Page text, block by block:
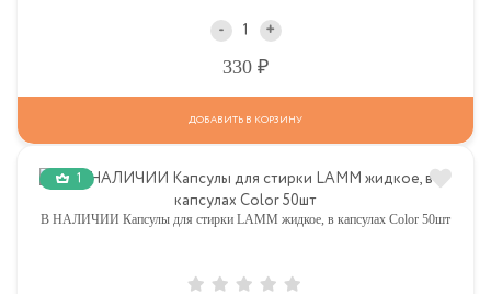
- +
330
ДОБАВИТЬ В КОРЗИНУ
1
В НАЛИЧИИ Капсулы для стирки LAMM жидкое, в капсулах Color 50шт